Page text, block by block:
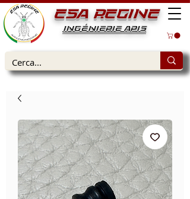
ESA REGINE
INGÉNIERIE APIS